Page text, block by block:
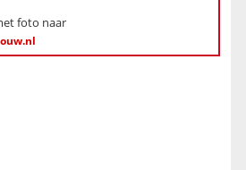
foto naar